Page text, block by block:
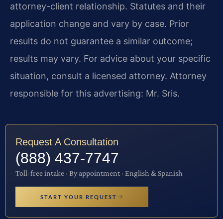
attorney-client relationship. Statutes and their
application change and vary by case. Prior
results do not guarantee a similar outcome;
results may vary. For advice about your specific
situation, consult a licensed attorney. Attorney
responsible for this advertising: Mr. Sris.
Request A Consultation
(888) 437-7747
Toll-free intake · By appointment · English & Spanish
START YOUR REQUEST